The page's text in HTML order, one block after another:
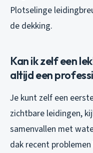
Plotselinge
de dekking.
Kan ik zelf een
altijd een
Je kunt zelf een
zichtbare leidingen,
samenvallen met
dak recent